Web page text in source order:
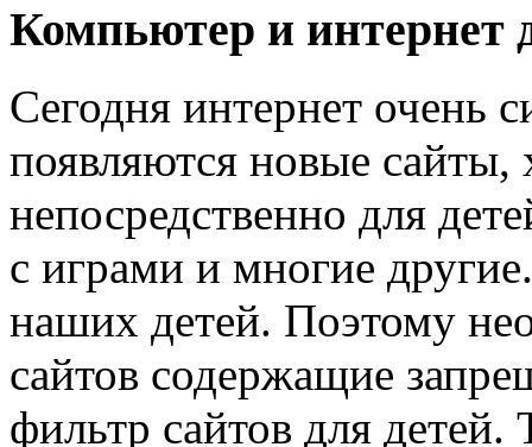
Компьютер и интернет
Сегодня интернет очень
появляются новые
непосредственно для
с играми и многие
наших детей. Поэтому
сайтов содержащие
фильтр сайтов для